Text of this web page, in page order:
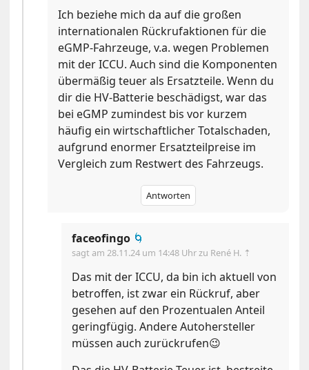
Ich beziehe mich da auf die großen
internationalen Rückrufaktionen für die
eGMP-Fahrzeuge, v.a. wegen Problemen
mit der ICCU. Auch sind die Komponenten
übermäßig teuer als Ersatzteile. Wenn du
dir die HV-Batterie beschädigst, war das
bei eGMP zumindest bis vor kurzem
häufig ein wirtschaftlicher Totalschaden,
aufgrund enormer Ersatzteilpreise im
Vergleich zum Restwert des Fahrzeugs.
Antworten
faceofingo 🌀
sagt am 28.11.24 um 14:48 Uhr zu René H. ⇡
Das mit der ICCU, da bin ich aktuell von
betroffen, ist zwar ein Rückruf, aber
gesehen auf den Prozentualen Anteil
geringfügig. Andere Autohersteller
müssen auch zurückrufen😉